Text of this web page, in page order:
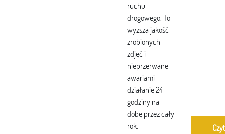
ruchu
drogowego. To
wyższa jakość
zrobionych
zdjęć i
nieprzerwane
awariami
działanie 24
godziny na
dobę przez cały
rok.